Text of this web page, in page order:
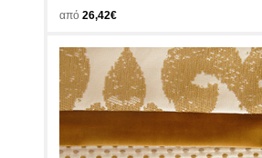
από 26,42€